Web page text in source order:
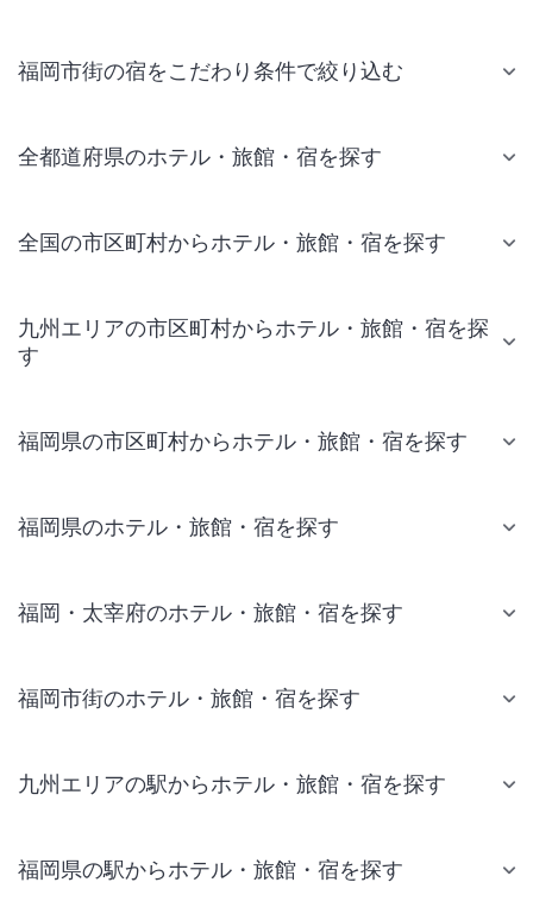
福岡市街の宿をこだわり条件で絞り込む
全都道府県のホテル・旅館・宿を探す
全国の市区町村からホテル・旅館・宿を探す
九州エリアの市区町村からホテル・旅館・宿を探
す
福岡県の市区町村からホテル・旅館・宿を探す
福岡県のホテル・旅館・宿を探す
福岡・太宰府のホテル・旅館・宿を探す
福岡市街のホテル・旅館・宿を探す
九州エリアの駅からホテル・旅館・宿を探す
福岡県の駅からホテル・旅館・宿を探す